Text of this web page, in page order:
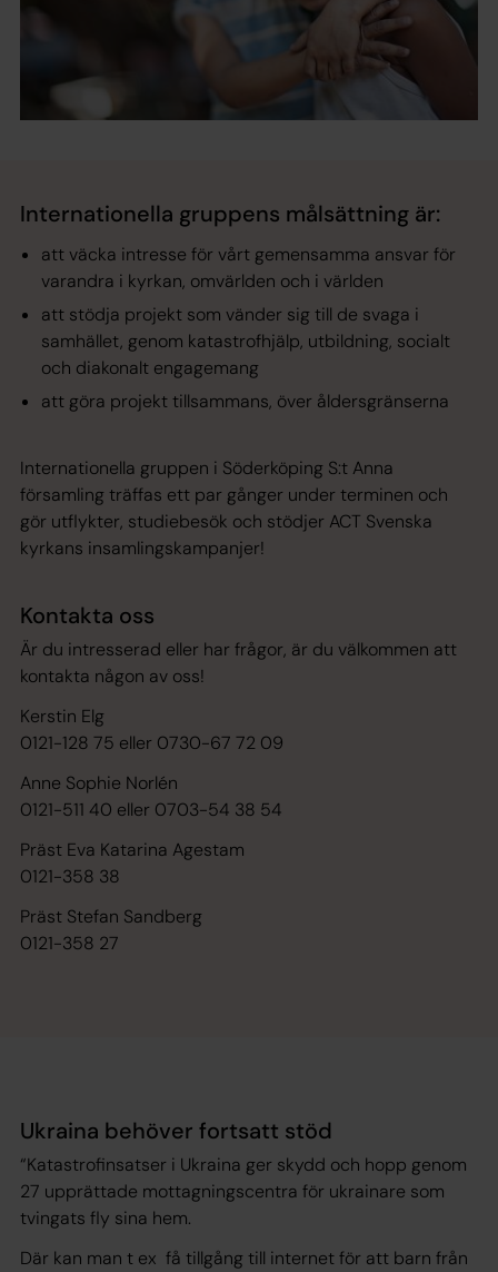
Internationella gruppens målsättning är:
att väcka intresse för vårt gemensamma ansvar för
varandra i kyrkan, omvärlden och i världen
att stödja projekt som vänder sig till de svaga i
samhället, genom katastrofhjälp, utbildning, socialt
och diakonalt engagemang
att göra projekt tillsammans, över åldersgränserna
Internationella gruppen i Söderköping S:t Anna
församling träffas ett par gånger under terminen och
gör utflykter, studiebesök och stödjer ACT Svenska
kyrkans insamlingskampanjer!
Kontakta oss
Är du intresserad eller har frågor, är du välkommen att
kontakta någon av oss!
Kerstin Elg
0121-128 75 eller 0730-67 72 09
Anne Sophie Norlén
0121-511 40 eller 0703-54 38 54
Präst Eva Katarina Agestam
0121-358 38
Präst Stefan Sandberg
0121-358 27
Ukraina behöver fortsatt stöd
“Katastrofinsatser i Ukraina ger skydd och hopp genom
27 upprättade mottagningscentra för ukrainare som
tvingats fly sina hem.
Där kan man t ex få tillgång till internet för att barn från